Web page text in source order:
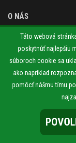
Táto webová
poskytnúť najlepšiu
súboroch cookie sa
ako napríklad
pomôcť nášmu tímu
O NÁS
Ochrana osobných údajov